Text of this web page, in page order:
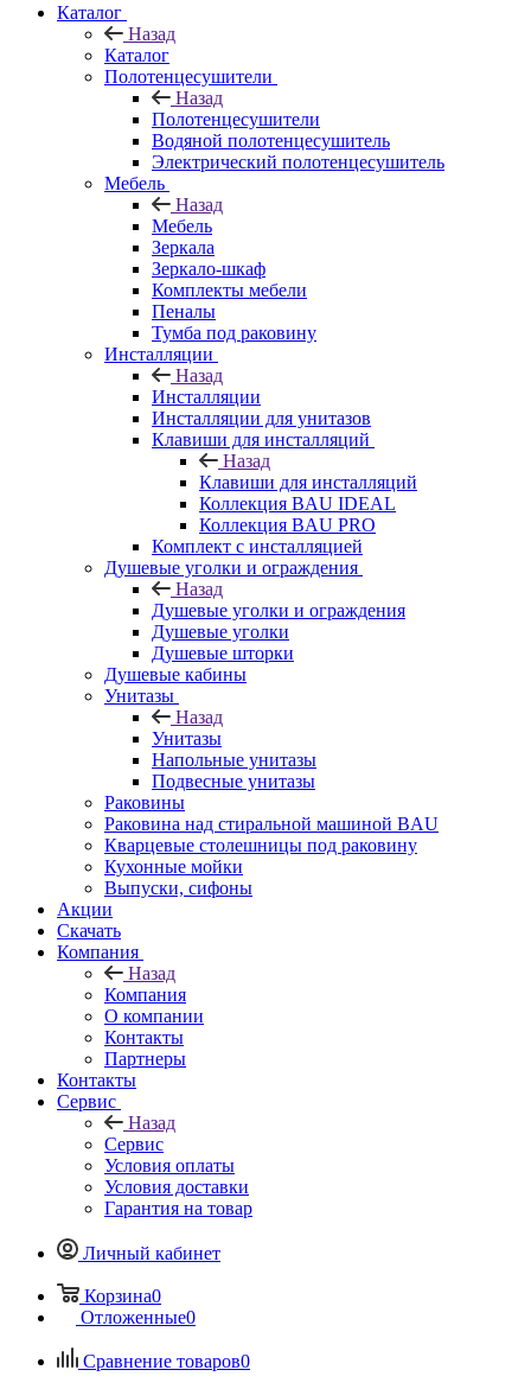
Каталог
Назад
Каталог
Полотенцесушители
Назад
Полотенцесушители
Водяной полотенцесушитель
Электрический полотенцесушитель
Мебель
Назад
Мебель
Зеркала
Зеркало-шкаф
Комплекты мебели
Пеналы
Тумба под раковину
Инсталляции
Назад
Инсталляции
Инсталляции для унитазов
Клавиши для инсталляций
Назад
Клавиши для инсталляций
Коллекция BAU IDEAL
Коллекция BAU PRO
Комплект с инсталляцией
Душевые уголки и ограждения
Назад
Душевые уголки и ограждения
Душевые уголки
Душевые шторки
Душевые кабины
Унитазы
Назад
Унитазы
Напольные унитазы
Подвесные унитазы
Раковины
Раковина над стиральной машиной BAU
Кварцевые столешницы под раковину
Кухонные мойки
Выпуски, сифоны
Акции
Скачать
Компания
Назад
Компания
О компании
Контакты
Партнеры
Контакты
Сервис
Назад
Сервис
Условия оплаты
Условия доставки
Гарантия на товар
Личный кабинет
Корзина0
Отложенные0
Сравнение товаров0